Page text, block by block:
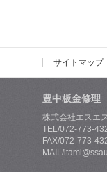
サイトマップ
豊中板金修理
株式会社エスエ
TEL/072-773-
FAX/072-773-
MAIL/